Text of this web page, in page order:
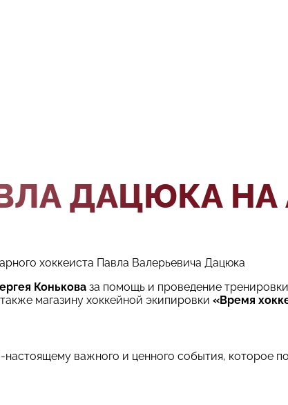
ДАЦЮКА НА
хоккеиста Павла Валерьевича Дацюка
Конькова за помощь и проведение
магазину хоккейной экипировки «Время
настоящему важного и ценного события, которое